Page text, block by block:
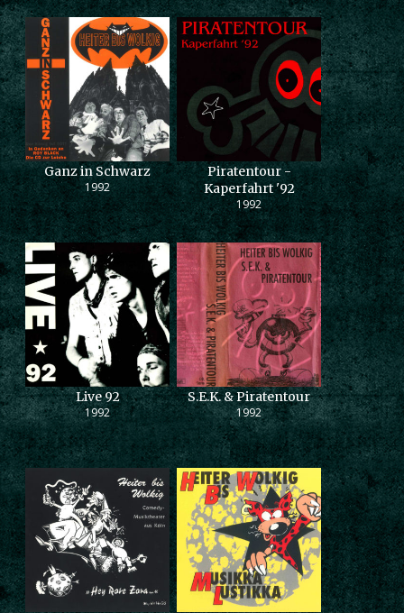
Ganz in Schwarz
1992
Piratentour -
Kaperfahrt '92
1992
Live 92
1992
S.E.K. & Piratentour
1992